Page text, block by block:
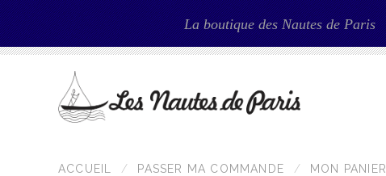
La boutique des Nautes de Paris
ACCUEIL PASSER MA COMMANDE MON PANIER